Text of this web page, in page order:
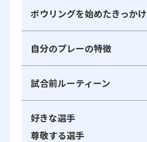
ボウリングを始めたきっかけ
自分のプレーの特徴
試合前ルーティーン
好きな選手
尊敬する選手